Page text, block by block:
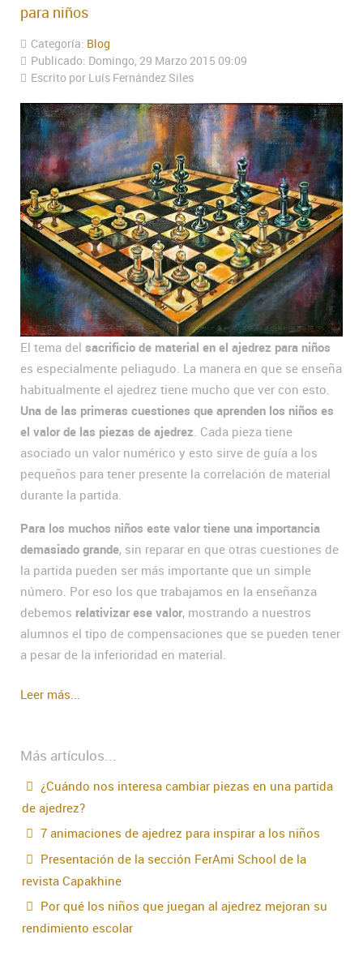
para niños
Categoría: Blog
Publicado: Domingo, 29 Marzo 2015 09:09
Escrito por Luís Fernández Siles
El tema del sacrificio de material en el ajedrez para niños
es especialmente peliagudo. La manera en que se enseña
habitualmente el ajedrez tiene mucho que ver con esto.
Una de las primeras cuestiones que aprenden los niños es
el valor de las piezas de ajedrez. Cada pieza tiene
asociado un valor numérico y esto sirve de guía a los
pequeños para tener presente la correlación de material
durante la partida.
Para los muchos niños este valor tiene una importancia
demasiado grande, sin reparar en que otras cuestiones de
la partida pueden ser más importante que un simple
número. Por eso los que trabajamos en la enseñanza
debemos relativizar ese valor, mostrando a nuestros
alumnos el tipo de compensaciones que se pueden tener
a pesar de la inferioridad en material.
Leer más...
Más artículos...
¿Cuándo nos interesa cambiar piezas en una partida
de ajedrez?
7 animaciones de ajedrez para inspirar a los niños
Presentación de la sección FerAmi School de la
revista Capakhine
Por qué los niños que juegan al ajedrez mejoran su
rendimiento escolar